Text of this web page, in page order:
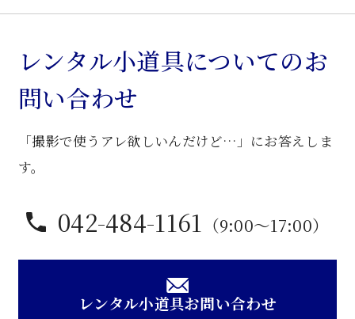
ッ
ト
個
レンタル小道具についてのお
問い合わせ
「撮影で使うアレ欲しいんだけど…」にお答えしま
す。
042-484-1161 （9:00〜17:00）
レンタル小道具お問い合わせ